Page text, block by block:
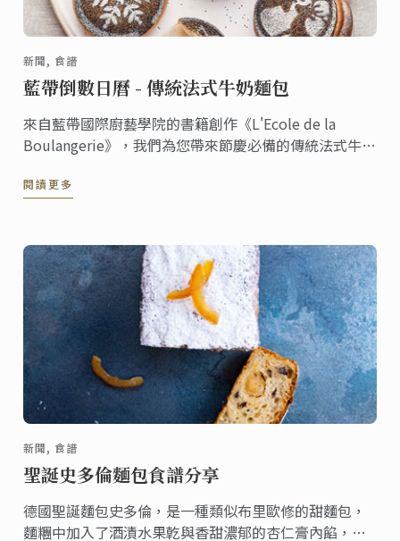
新聞, 食譜
藍帶倒數日曆 - 傳統法式牛奶麵包
來自藍帶國際廚藝學院的書籍創作《L'Ecole de la
Boulangerie》，我們為您帶來節慶必備的傳統法式牛奶
助您在家完成製作80種優質的維也納式麵包。
閱讀更多
新聞, 食譜
聖誕史多倫麵包食譜分享
德國聖誕麵包史多倫，是一種類似布里歐修的甜麵包，
麵糰中加入了酒漬水果亁與香甜濃郁的杏仁膏內餡，出